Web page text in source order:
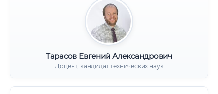
Тарасов Евгений Александрович
Доцент, кандидат технических наук